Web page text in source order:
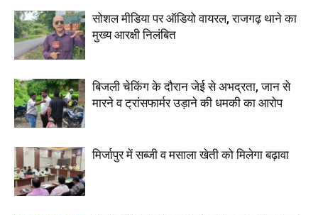
सोशल मीडिया पर ऑडियो वायरल, राजगढ़ थाने का
मुख्य आरक्षी निलंबित
बिजली चेकिंग के दौरान जेई से अभद्रता, जान से
मारने व ट्रांसफार्मर उड़ाने की धमकी का आरोप
मिर्जापुर में सब्जी व मसाला खेती को मिलेगा बढ़ावा